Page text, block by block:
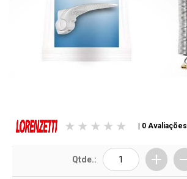
| 0 Avaliações
Qtde.: